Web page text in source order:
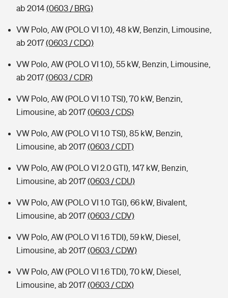
ab 2014(0603 / BRG)
VW Polo, AW (POLO VI 1.0), 48 kW, Benzin, Limousine,
ab 2017(0603 / CDQ)
VW Polo, AW (POLO VI 1.0), 55 kW, Benzin, Limousine,
ab 2017(0603 / CDR)
VW Polo, AW (POLO VI 1.0 TSI), 70 kW, Benzin,
Limousine, ab 2017(0603 / CDS)
VW Polo, AW (POLO VI 1.0 TSI), 85 kW, Benzin,
Limousine, ab 2017(0603 / CDT)
VW Polo, AW (POLO VI 2.0 GTI), 147 kW, Benzin,
Limousine, ab 2017(0603 / CDU)
VW Polo, AW (POLO VI 1.0 TGI), 66 kW, Bivalent,
Limousine, ab 2017(0603 / CDV)
VW Polo, AW (POLO VI 1.6 TDI), 59 kW, Diesel,
Limousine, ab 2017(0603 / CDW)
VW Polo, AW (POLO VI 1.6 TDI), 70 kW, Diesel,
Limousine, ab 2017(0603 / CDX)